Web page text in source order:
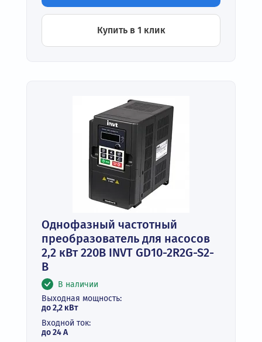
Купить в 1 клик
Однофазный частотный
преобразователь для насосов
2,2 кВт 220В INVT GD10-2R2G-S2-
B
В наличии
Выходная мощность:
до 2,2 кВт
Входной ток:
до 24 А